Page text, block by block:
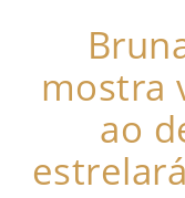
mostra
ao